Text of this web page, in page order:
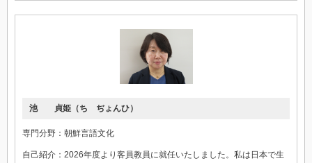
池 貞姫（ち ぢょんひ）
専門分野：朝鮮言語文化
自己紹介：2026年度より客員教員に就任いたしました。私は日本で生